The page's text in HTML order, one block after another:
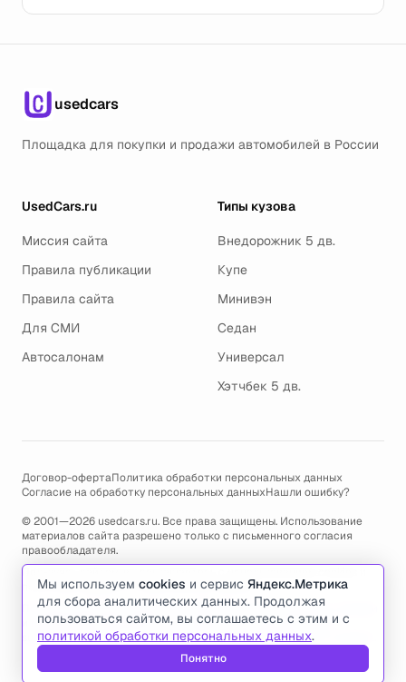
usedcars
Площадка для покупки и продажи автомобилей в России
UsedCars.ru
Миссия сайта
Правила публикации
Правила сайта
Для СМИ
Автосалонам
Типы кузова
Внедорожник 5 дв.
Купе
Минивэн
Седан
Универсал
Хэтчбек 5 дв.
Договор-офертаПолитика обработки персональных данных
Согласие на обработку персональных данныхНашли ошибку?
© 2001—2026 usedcars.ru. Все права защищены. Использование
материалов сайта разрешено только с письменного согласия
правообладателя.
Пользуясь сайтом, вы соглашаетесь с использованием cookies и
политикой обработки персональных данных.
По всем вопросам связанным с работой сайта, ошибками, глюками
и проблемами обращайтесь по адресу электронной почты
support@usedcars.ruили пишите в телеграм@usedcarsru_support
Мы используем cookies и сервис Яндекс.Метрика
для сбора аналитических данных. Продолжая
пользоваться сайтом, вы соглашаетесь с этим и с
политикой обработки персональных данных.
Понятно